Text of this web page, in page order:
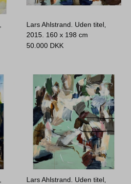
Lars Ahlstrand. Uden titel,
2015. 160 x 198 cm
50.000 DKK
Lars Ahlstrand. Uden titel,